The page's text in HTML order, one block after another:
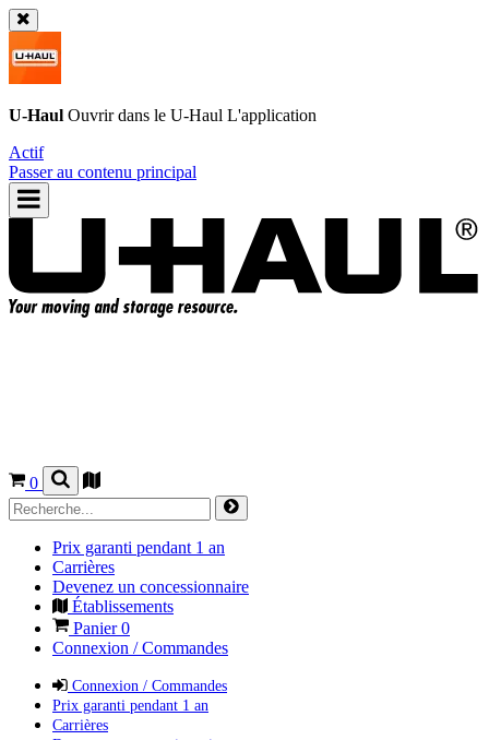
U-Haul Ouvrir dans le U-Haul L'application
Actif
Passer au contenu principal
0
Prix garanti pendant 1 an
Carrières
Devenez un concessionnaire
Établissements
Panier0
Connexion / Commandes
Connexion / Commandes
Prix garanti pendant 1 an
Carrières